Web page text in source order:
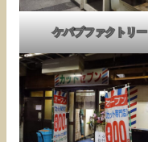
ケバブファクトリー